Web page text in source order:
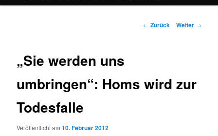
Beitragsnavigation
← Zurück Weiter →
„Sie werden uns
umbringen“: Homs wird zur
Todesfalle
Veröffentlicht am10. Februar 2012